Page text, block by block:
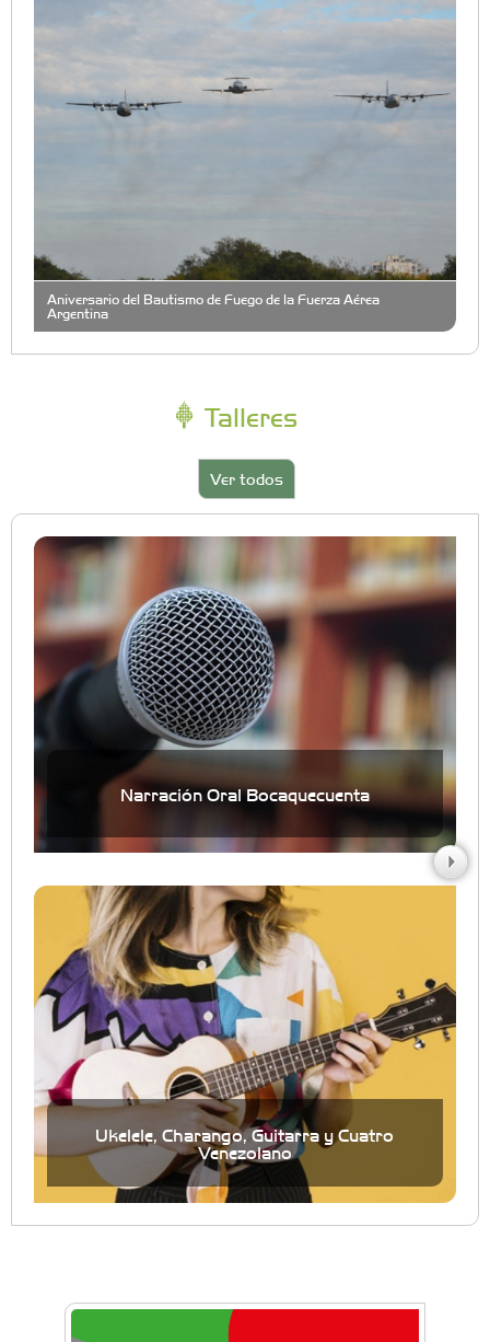
Aniversario del Bautismo de Fuego de la Fuerza Aérea
Argentina
Talleres
Ver todos
Narración Oral Bocaquecuenta
Ukelele, Charango, Guitarra y Cuatro
Venezolano